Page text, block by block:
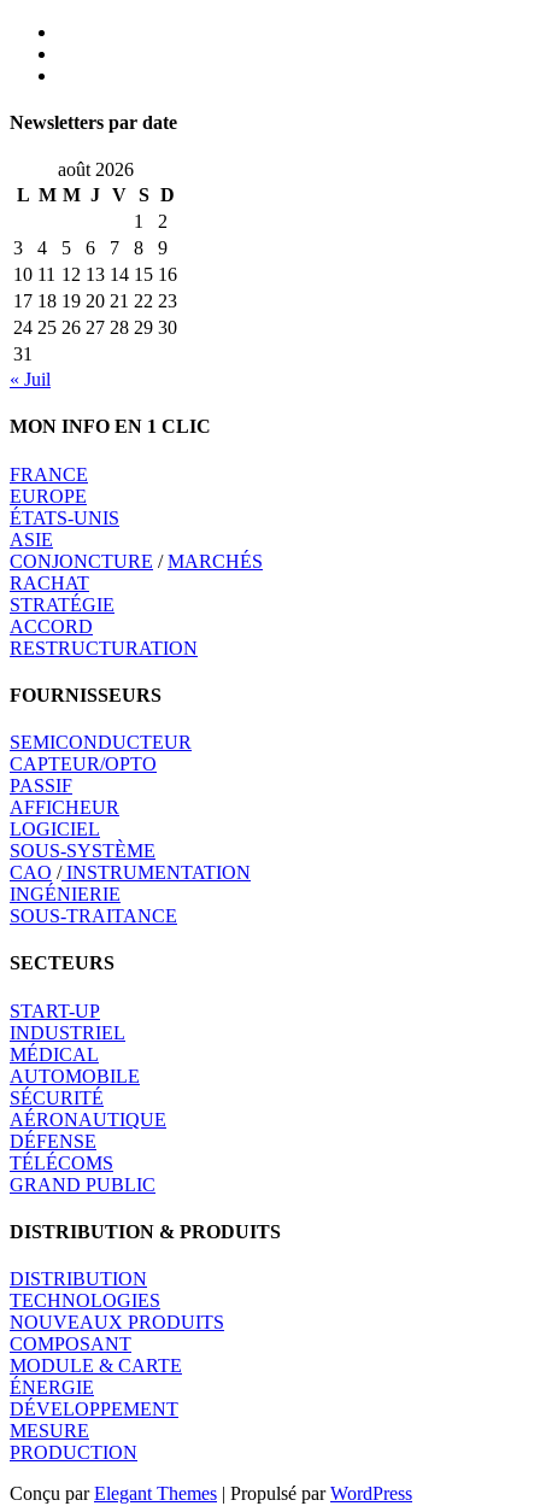
Newsletters par date
août 2026
L M M J V S D
1
2
3
4 5 6 7 8
9
10 11 12 13 14 15 16
17 18 19 20 21 22 23
24 25 26 27 28 29 30
31
« Juil
MON INFO EN 1 CLIC
FRANCE
EUROPE
ÉTATS-UNIS
ASIE
CONJONCTURE /MARCHÉS
RACHAT
STRATÉGIE
ACCORD
RESTRUCTURATION
FOURNISSEURS
SEMICONDUCTEUR
CAPTEUR/OPTO
PASSIF
AFFICHEUR
LOGICIEL
SOUS-SYSTÈME
CAO /INSTRUMENTATION
INGÉNIERIE
SOUS-TRAITANCE
SECTEURS
START-UP
INDUSTRIEL
MÉDICAL
AUTOMOBILE
SÉCURITÉ
AÉRONAUTIQUE
DÉFENSE
TÉLÉCOMS
GRAND PUBLIC
DISTRIBUTION & PRODUITS
DISTRIBUTION
TECHNOLOGIES
NOUVEAUX PRODUITS
COMPOSANT
MODULE & CARTE
ÉNERGIE
DÉVELOPPEMENT
MESURE
PRODUCTION
Conçu parElegant Themes | Propulsé parWordPress